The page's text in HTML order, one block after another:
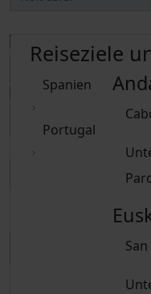
Reiseziele
Spanien
Portugal